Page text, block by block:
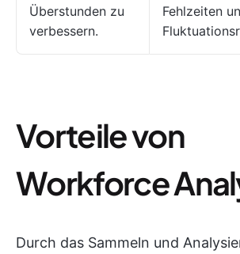
Überstunden zu
verbessern.
Fehlzeiten
Vorteile von
Workforce
Durch das Sammeln und